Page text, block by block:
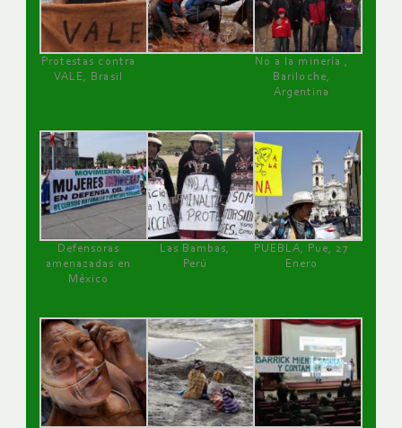
Protestas contra
VALE, Brasil
No a la minería ,
Bariloche,
Argentina
Defensoras
amenazadas en
México
Las Bambas,
Perú
PUEBLA, Pue, 27
Enero